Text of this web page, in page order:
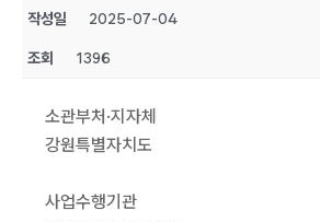
작성일 2025-07-04
조회 1396
소관부처·지자체
강원특별자치도
사업수행기관